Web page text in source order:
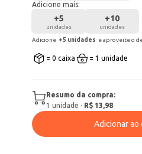
Adicione mais:
+5
unidades
+10
unidades
Adicione +5 unidades e aproveite o
= 0 caixa = 1 unidade
Resumo da compra:
1 unidade · R$ 13,98
Adicionar ao